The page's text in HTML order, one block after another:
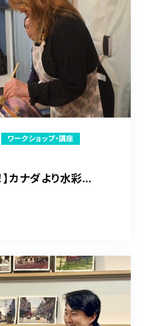
ワークショップ・講座
】カナダより水彩...